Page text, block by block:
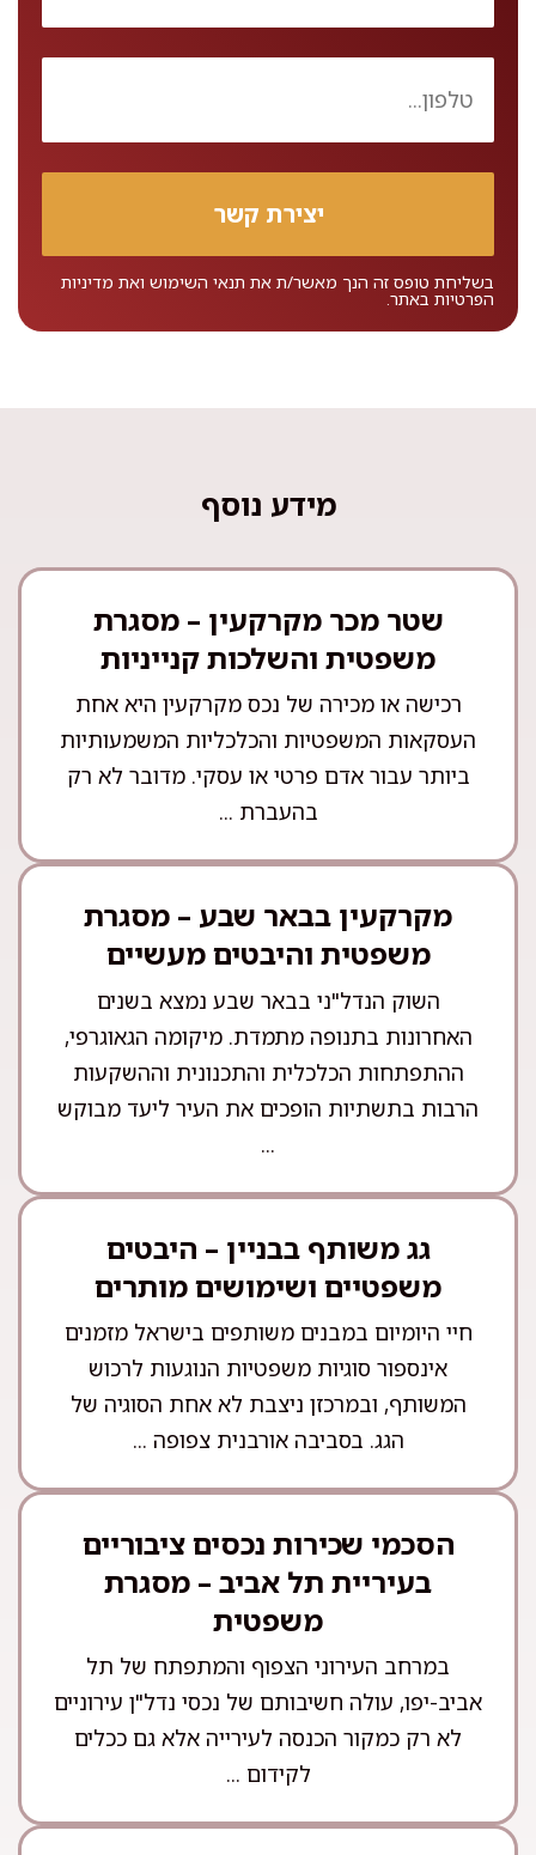
בשליחת טופס זה הנך מאשר/ת את תנאי השימוש ואת מדיניות
הפרטיות באתר.
מידע נוסף
שטר מכר מקרקעין – מסגרת
משפטית והשלכות קנייניות
רכישה או מכירה של נכס מקרקעין היא אחת
העסקאות המשפטיות והכלכליות המשמעותיות
ביותר עבור אדם פרטי או עסקי. מדובר לא רק
בהעברת ...
מקרקעין בבאר שבע – מסגרת
משפטית והיבטים מעשיים
השוק הנדל"ני בבאר שבע נמצא בשנים
האחרונות בתנופה מתמדת. מיקומה הגאוגרפי,
ההתפתחות הכלכלית והתכנונית וההשקעות
הרבות בתשתיות הופכים את העיר ליעד מבוקש
...
גג משותף בבניין – היבטים
משפטיים ושימושים מותרים
חיי היומיום במבנים משותפים בישראל מזמנים
אינספור סוגיות משפטיות הנוגעות לרכוש
המשותף, ובמרכזן ניצבת לא אחת הסוגיה של
הגג. בסביבה אורבנית צפופה ...
הסכמי שכירות נכסים ציבוריים
בעיריית תל אביב – מסגרת
משפטית
במרחב העירוני הצפוף והמתפתח של תל
אביב-יפו, עולה חשיבותם של נכסי נדל"ן עירוניים
לא רק כמקור הכנסה לעירייה אלא גם ככלים
לקידום ...